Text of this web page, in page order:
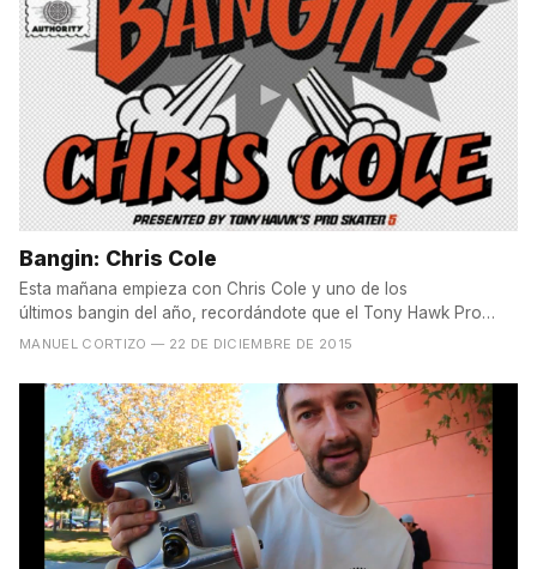
Bangin: Chris Cole
Esta mañana empieza con Chris Cole y uno de los
últimos bangin del año, recordándote que el Tony Hawk Pro
Skater 5,...
MANUEL CORTIZO — 22 DE DICIEMBRE DE 2015